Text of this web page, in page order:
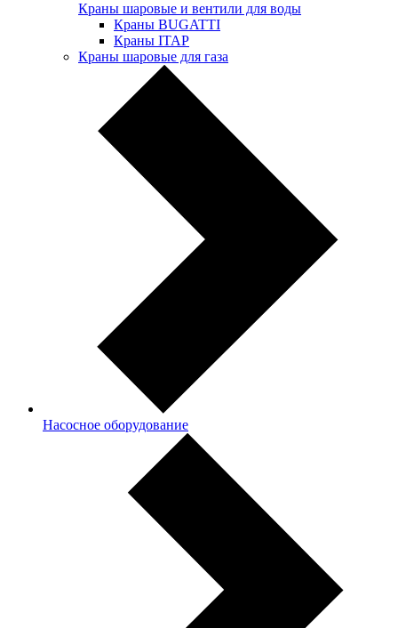
Краны шаровые и вентили для воды
Краны BUGATTI
Краны ITAP
Краны шаровые для газа
Насосное оборудование